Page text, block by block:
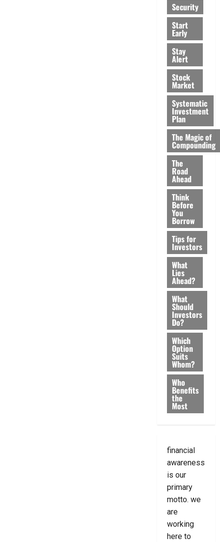
Security
Start
Early
Stay
Alert
Stock
Market
Systematic
Investment
Plan
The Magic of
Compounding
The
Road
Ahead
Think
Before
You
Borrow
Tips for
Investors
What
Lies
Ahead?
What
Should
Investors
Do?
Which
Option
Suits
Whom?
Who
Benefits
the
Most
financial
awareness
is our
primary
motto. we
are
working
here to